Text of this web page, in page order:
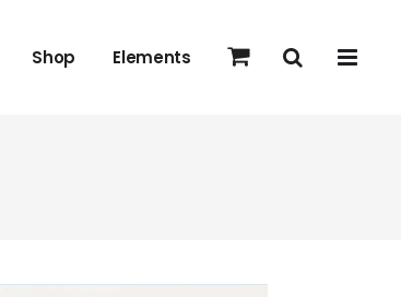
Shop Elements